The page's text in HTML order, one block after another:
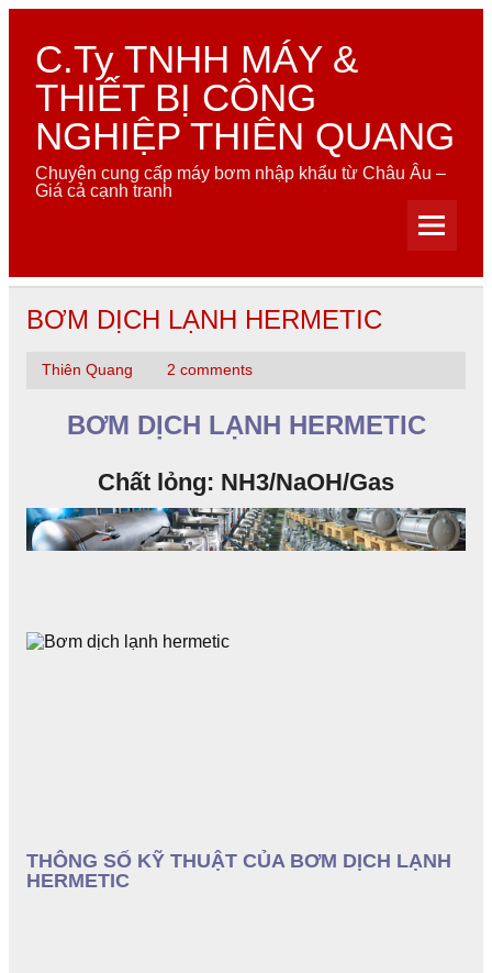
Skip
contentC.Ty TNHH MÁY &
THIẾT BỊ CÔNG
NGHIỆP THIÊN QUANG
Chuyên cung cấp máy bơm nhập khẩu từ Châu Âu –
Giá cả cạnh tranh
BƠM DỊCH LẠNH HERMETIC
Thiên Quang 2 comments
BƠM DỊCH LẠNH HERMETIC
Chất lỏng: NH3/NaOH/Gas
THÔNG SỐ KỸ THUẬT CỦA BƠM DỊCH LẠNH
HERMETIC